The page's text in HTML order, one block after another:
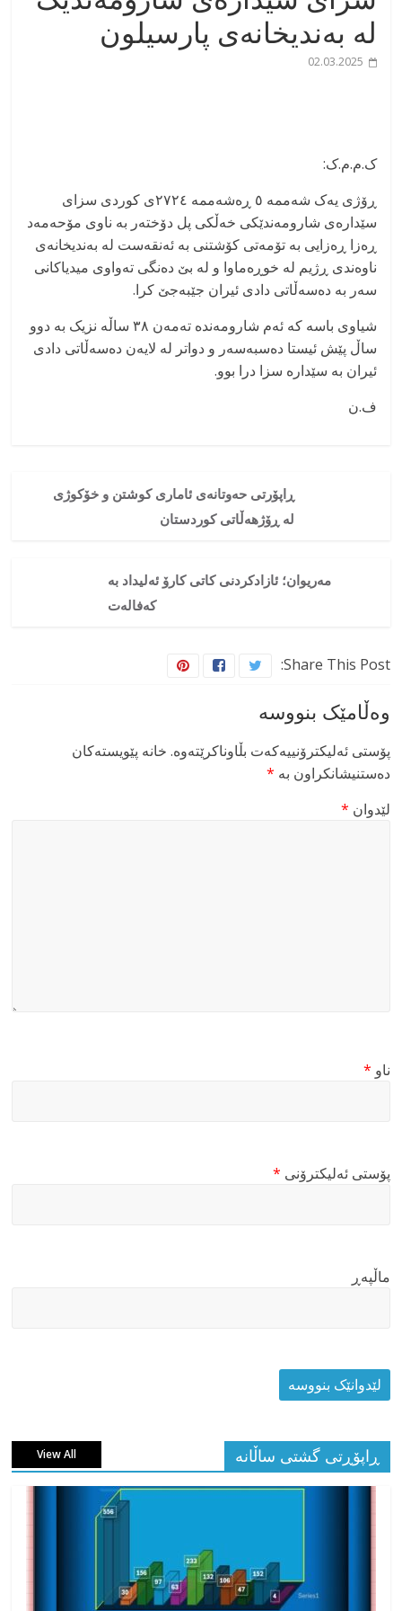
لە بەندیخانەی پارسیلون
02.03.2025
ک.م.م.ک:
ڕۆژی یەک شەممە ٥ ڕەشەممە ٢٧٢٤ی کوردی سزای
سێدارەی شارومەندێکی خەڵکی پل دۆختەر بە ناوی مۆحەمەد
ڕەزا ڕەزایی بە تۆمەتی کۆشتنی بە ئەنقەست لە بەندیخانەی
ناوەندی ڕژیم لە خوڕەماوا و لە بێ دەنگی تەواوی میدیاکانی
سەر بە دەسەڵاتی دادی ئیران جێبەجێ کرا.
شیاوی باسە کە ئەم شارومەندە تەمەن ٣٨ ساڵە نزیک بە دوو
ساڵ پێش ئیستا دەسبەسەر و دواتر لە لایەن دەسەڵاتی دادی
ئیران بە سێدارە سزا درا بوو.
ف.ن
ڕاپۆرتی حەوتانەی ئاماری کوشتن و خۆکوژی
لە ڕۆژهەڵاتی کوردستان
مەریوان؛ ئازادکردنی کاتی کارۆ ئەلیداد بە
کەفالەت
Share This Post:
وەڵامێک بنووسە
پۆستی ئەلیکترۆنییەکەت بڵاوناکرێتەوە. خانە پێویستەکان
دەستنیشانکراون بە *
لێدوان *
ناو *
پۆستی ئەلیکترۆنی *
ماڵپه‌ڕ
ڕاپۆڕتی گشتی ساڵانه View All